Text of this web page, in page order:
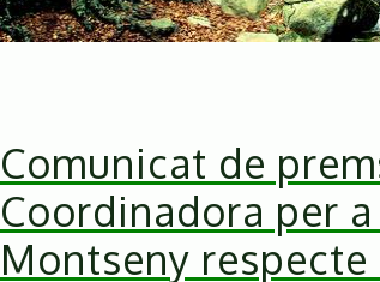
Comunicat de
Coordinadora per
Montseny